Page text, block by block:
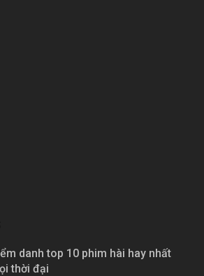
danh top 10 phim hài hay nhất
thời đại